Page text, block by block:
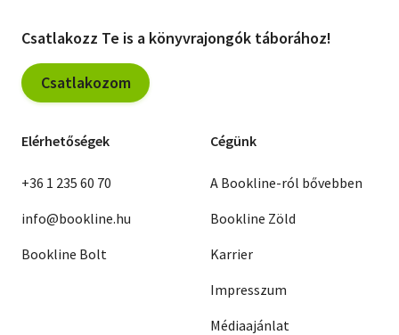
Ferdinando Camon
G. Wohmann
Ljuben Petkov
Anatolij Toboljak
Wolfgang Held
Frank Kermode
Stephen Poliakoff
Jürgen Bernt-Bärtl
Csatlakozz Te is a könyvrajongók táborához!
Csatlakozom
Elérhetőségek
+36 1 235 60 70
info@bookline.hu
Bookline Bolt
Cégünk
A Bookline-ról bővebben
Bookline Zöld
Karrier
Impresszum
Médiaajánlat